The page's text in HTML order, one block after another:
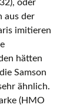
oder
aus der
imitieren
hätten
Samson
ähnlich.
(HMO